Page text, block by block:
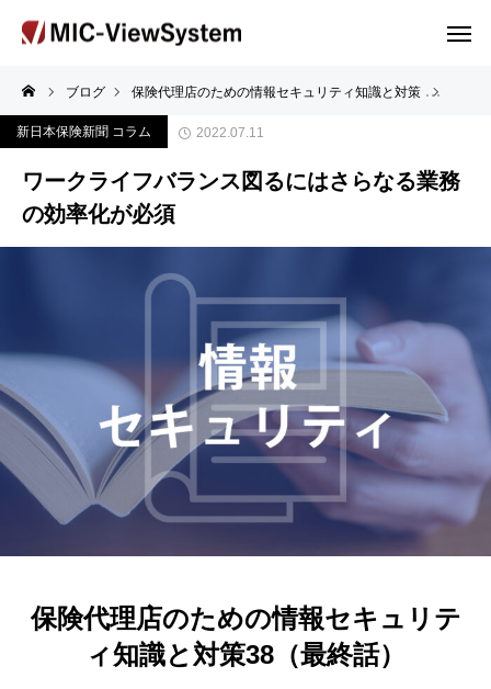
ブログ 保険代理店のための情報セキュリティ知識と対策
新日本保険新聞 コラム 2022.07.11
ワークライフバランス図るにはさらなる業務
の効率化が必須
保険代理店のための情報セキュリテ
ィ知識と対策38（最終話）